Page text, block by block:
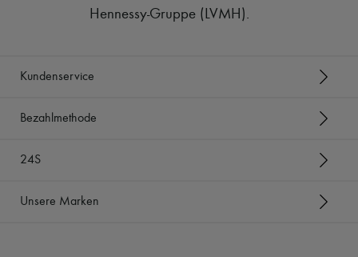
Hennessy-Gruppe (LVMH).
Kundenservice
Bezahlmethode
24S
Unsere Marken